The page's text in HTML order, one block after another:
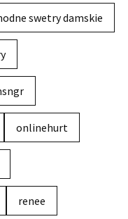
swetry damskie
onlinehurt
renee